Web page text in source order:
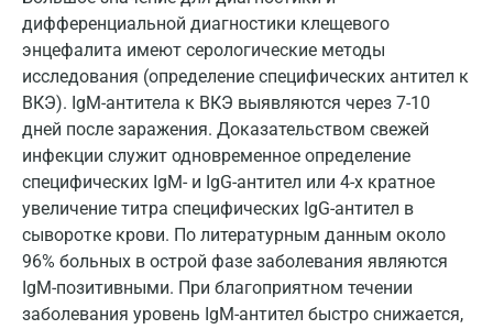
дифференциальной диагностики клещевого
энцефалита имеют серологические методы
исследования (определение специфических антител к
ВКЭ). IgM-антитела к ВКЭ выявляются через 7-10
дней после заражения. Доказательством свежей
инфекции служит одновременное определение
специфических IgM- и IgG-антител или 4-х кратное
увеличение титра специфических IgG-антител в
сыворотке крови. По литературным данным около
96% больных в острой фазе заболевания являются
IgM-позитивными. При благоприятном течении
заболевания уровень IgM-антител быстро снижается,
Красногорск
Краснодар
Красноярск
Курск
Лабинск
Лобня
Люберцы